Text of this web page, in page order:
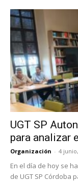
UGT SP
para analizar
Organización - 4
En el día de hoy se
de UGT SP Córdoba